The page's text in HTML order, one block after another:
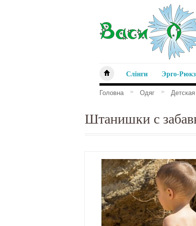
Слінги Эрго-
Головна > Одяг >
Штанишки с